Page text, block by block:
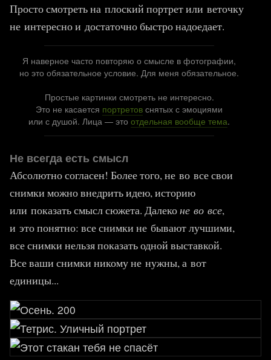
Просто смотреть на плоский портрет или веточку
не интересно и достаточно быстро надоедает.
Я наверное часто повторяю о смысле в фотографии,
но это обязательное условие. Для меня обязательное.
Простые картинки смотреть не интересно.
Это не касается портретов снятых с эмоциями
или с душой. Лица — этоотдельная вообще тема.
Не всегда есть смысл
Абсолютно согласен! Более того, не во все свои
снимки можно внедрить идею, историю
или показать смысл сюжета. Далеконе во все,
и это понятно: все снимки не бывают лучшими,
все снимки нельзя показать одной выставкой.
Все ваши снимки никому не нужны, а вот
единицы...